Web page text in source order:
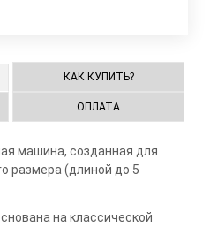
КАК КУПИТЬ?
ОПЛАТА
машина, созданная для
размера (длиной до 5
на классической